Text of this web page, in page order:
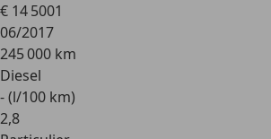
€ 14 5001
06/2017
245 000 km
Diesel
- (l/100 km)
2,8